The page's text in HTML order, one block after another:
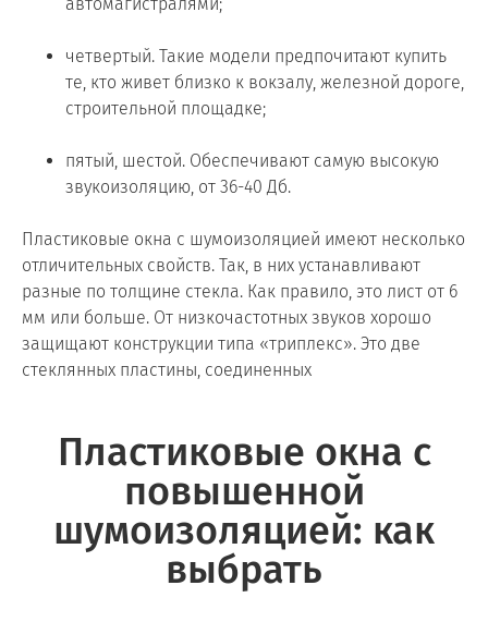
четвертый. Такие модели предпочитают купить
те, кто живет близко к вокзалу, железной дороге,
строительной площадке;
пятый, шестой. Обеспечивают самую высокую
звукоизоляцию, от 36-40 Дб.
Пластиковые окна с шумоизоляцией имеют несколько
отличительных свойств. Так, в них устанавливают
разные по толщине стекла. Как правило, это лист от 6
мм или больше. От низкочастотных звуков хорошо
защищают конструкции типа «триплекс». Это две
стеклянных пластины, соединенных
Пластиковые окна с
повышенной
шумоизоляцией: как
выбрать